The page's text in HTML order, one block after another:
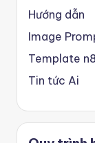
Hướng dẫn
Image
Template
Tin tức Ai